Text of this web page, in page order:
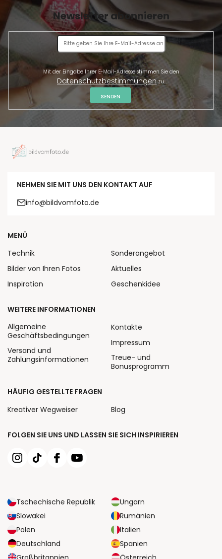
Newsletter abonnieren
Datenschutzbestimmungenzu.
SENDEN
NEHMEN SIE MIT UNS DEN KONTAKT AUF
info@bildvomfoto.de
FOLGEN SIE UNS UND LASSEN SIE SICH INSPIRIEREN
Tschechische Republik
Ungarn
Slowakei
Rumänien
Polen
Italien
Deutschland
Spanien
MENÜ
Technik
Bilder von Ihren Fotos
Inspiration
Sonderangebot
Aktuelles
Geschenkidee
WEITERE INFORMATIONEN
Allgemeine
Geschäftsbedingungen
Versand und
Zahlungsinformationen
Kontakte
Impressum
Treue- und
Bonusprogramm
HÄUFIG GESTELLTE FRAGEN
Kreativer Wegweiser
Blog